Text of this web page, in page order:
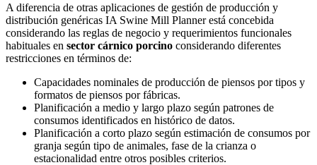
A diferencia de otras aplicaciones de gestión de producción y
distribución genéricas IA Swine Mill Plannerestá concebida
considerando las reglas de negocio y requerimientos funcionales
habituales en sector cárnico porcino considerando diferentes
restricciones en términos de:
Capacidades nominales de producción de piensos por tipos y
formatos de piensos por fábricas.
Planificación a medio y largo plazo según patrones de
consumos identificados en histórico de datos.
Planificación a corto plazo según estimación de consumos por
granja según tipo de animales, fase de la crianza o
estacionalidad entre otros posibles criterios.